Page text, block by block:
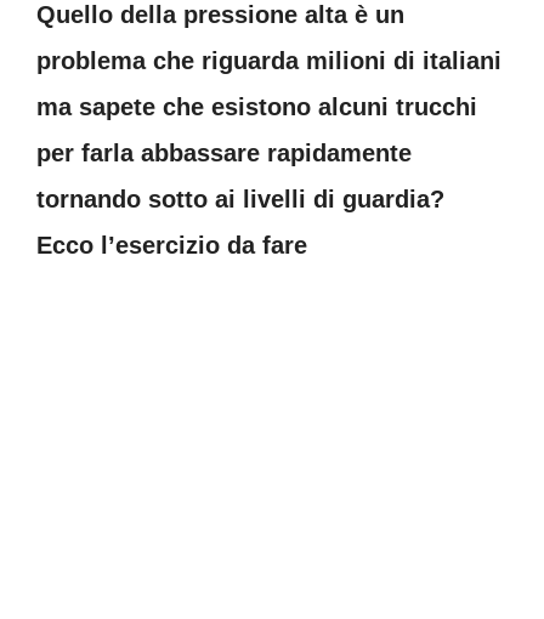
Quello della pressione alta è un
problema che riguarda milioni di italiani
ma sapete che esistono alcuni trucchi
per farla abbassare rapidamente
tornando sotto ai livelli di guardia?
Ecco l’esercizio da fare